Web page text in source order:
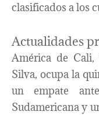
clasificados a los
Actualidades
América de
Silva, ocupa la
un empate
Sudamericana y